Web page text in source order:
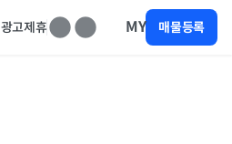
광고제휴 MY 매물등록